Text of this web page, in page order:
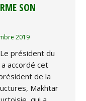
SON
2019
président du
accordé cet
de la
Makhtar